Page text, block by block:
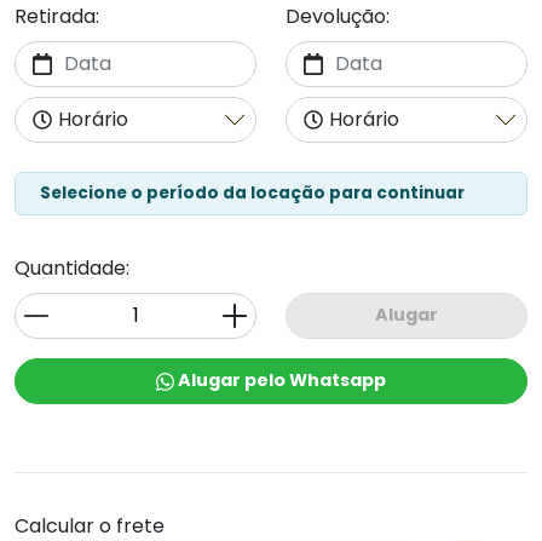
Retirada: Devolução:
Selecione o período da locação para continuar
Quantidade:
Alugar
Alugar pelo Whatsapp
Calcular o frete